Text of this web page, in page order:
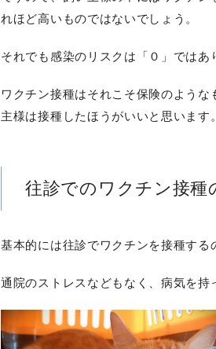
れほど高いものではないでしょう。
それでも感染のリスクは「０」ではあ
ワクチン接種はそれこそ保険のよう
主様は接種したほうがいいと思います。
往診でのワクチン接種
基本的には往診でワクチンを接種する
通院のストレスなどもなく、病気を持